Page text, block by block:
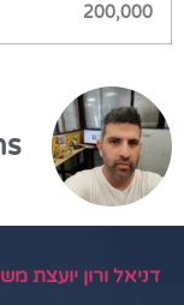
200,000
דניאל ורון יועצת